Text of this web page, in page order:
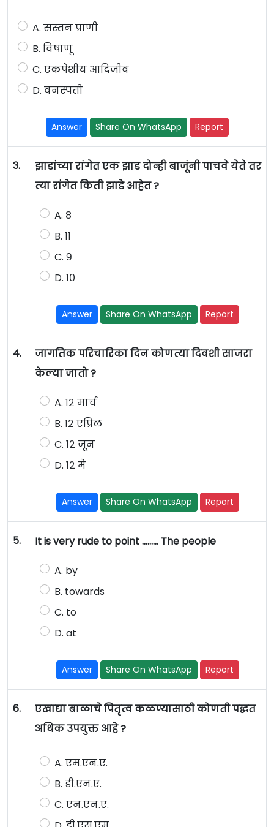
A. सस्तन प्राणी
B. विषाणू
C. एकपेशीय आदिजीव
D. वनस्पती
Answer Share On WhatsApp Report
3.
झाडांच्या रांगेत एक झाड दोन्ही बाजूंनी पाचवे येते तर
त्या रांगेत किती झाडे आहेत ?
A. ८
B. ११
C. ९
D. १०
Answer Share On WhatsApp Report
4.
जागतिक परिचारिका दिन कोणत्या दिवशी साजरा
केल्या जातो ?
A. १२ मार्च
B. १२ एप्रिल
C. १२ जून
D. १२ मे
Answer Share On WhatsApp Report
5. It is very rude to point ……… The people
A. by
B. towards
C. to
D. at
Answer Share On WhatsApp Report
6.
एखाद्या बाळाचे पितृत्व कळण्यासाठी कोणती पद्धत
अधिक उपयुक्त आहे ?
A. एम.एन.ए.
B. डी.एन.ए.
C. एन.एन.ए.